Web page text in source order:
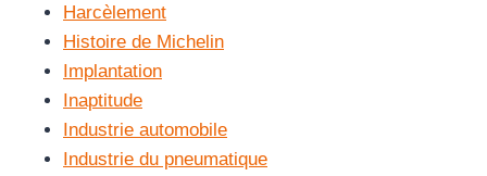
Harcèlement
Histoire de Michelin
Implantation
Inaptitude
Industrie automobile
Industrie du pneumatique